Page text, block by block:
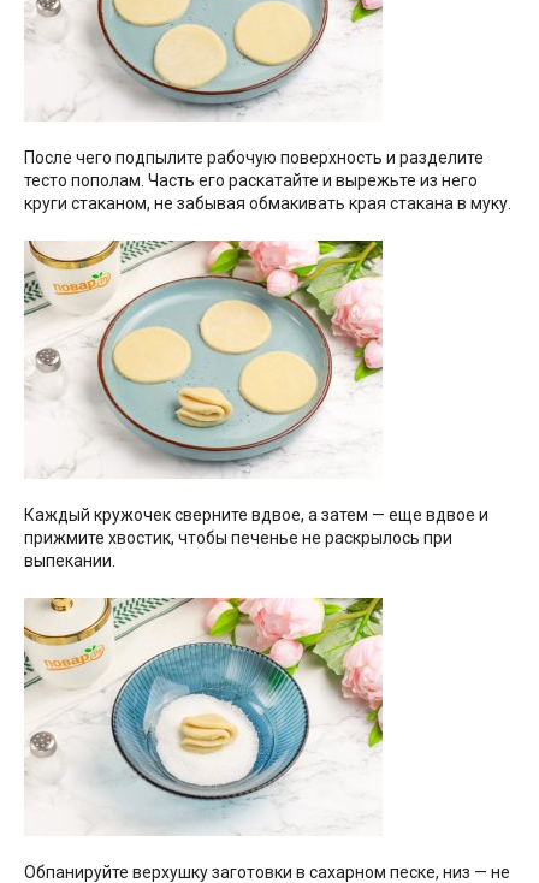
После чего подпылите рабочую поверхность и разделите
тесто пополам. Часть его раскатайте и вырежьте из него
круги стаканом, не забывая обмакивать края стакана в муку.
Каждый кружочек сверните вдвое, а затем — еще вдвое и
прижмите хвостик, чтобы печенье не раскрылось при
выпекании.
Обпанируйте верхушку заготовки в сахарном песке, низ — не